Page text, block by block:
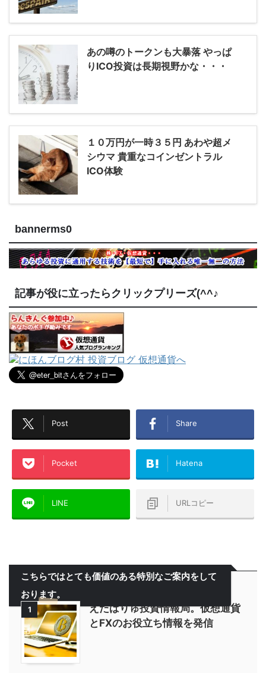
あの噂のトークンも大暴落 やっぱ
りICO投資は長期視野かな・・・
１０万円が一時３５円 あわや超メ
シウマ 貴重なコインゼントラル
ICO体験
bannerms0
記事が役に立ったらクリックプリーズ(^^♪
Post Share
Pocket Hatena
LINE URLコピー
こちらではとても価値のある特別なご案内をして
おります。
1
えたばりゅ投資情報局。仮想通貨
とFXのお役立ち情報を発信